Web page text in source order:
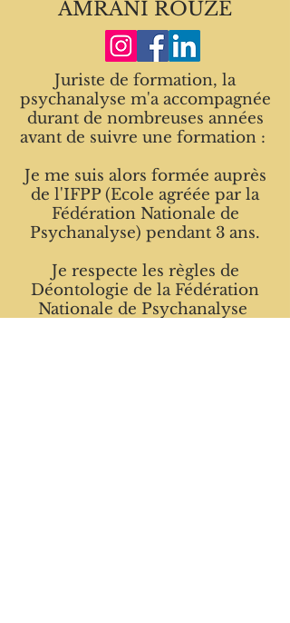
AMRANI ROUZE
Juriste de formation, la
psychanalyse m'a accompagnée
durant de nombreuses années
avant de suivre une formation :
Je me suis alors formée auprès
de l'IFPP (Ecole agréée par la
Fédération Nationale de
Psychanalyse) pendant 3 ans.
Je respecte les règles de
Déontologie de la Fédération
Nationale de Psychanalyse